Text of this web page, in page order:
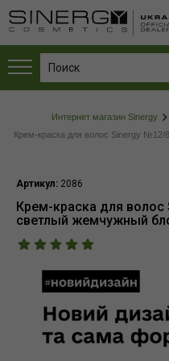
Интернет магазин Sinergy
Крем-краска для волос Sinergy
Артикул: 2086
Крем-краска для
светлый жемчужный